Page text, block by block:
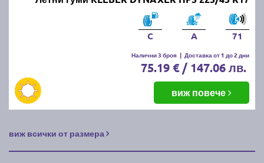
C A 71
Налични 3 броя | Доставка от 1 до 2 дни
75.19 € / 147.06 лв.
виж повече
виж всички от размера